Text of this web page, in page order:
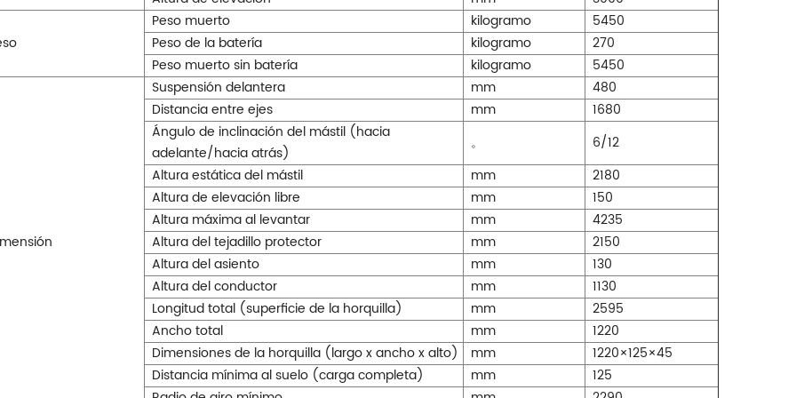
Peso muerto kilogramo
5450
Peso de la batería
kilogramo
270
Peso muerto sin batería
kilogramo 5450
Suspensión delantera mm
480
Distancia entre ejes
mm
1680
Ángulo de inclinación del mástil (hacia
adelante/hacia atrás)
。
6/12
Altura estática del mástil
mm
2180
Altura de elevación libre
mm
150
Altura máxima al levantar
mm
4235
Altura del tejadillo protector
mm
2150
Altura del asiento
mm
130
Altura del conductor
mm
1130
Longitud total (superficie de la horquilla)
mm
2595
Ancho total
mm
1220
Dimensiones de la horquilla (largo x ancho x alto)
mm
1220×125×45
Distancia mínima al suelo (carga completa)
mm
125